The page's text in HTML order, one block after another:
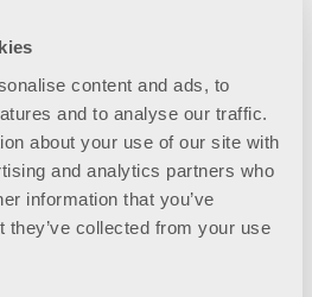
content and ads, to
and to analyse our traffic.
about your use of our site with
and analytics partners who
information that you’ve
they’ve collected from your use
Società a unico socio
VOBARNO (Brescia) Italia